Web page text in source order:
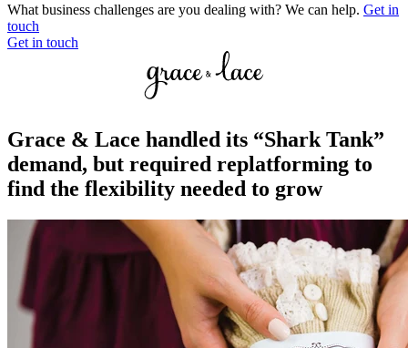
What business challenges are you dealing with? We can help. Get in
touch
Get in touch
Grace & Lace handled its “Shark Tank”
demand, but required replatforming to
find the flexibility needed to grow